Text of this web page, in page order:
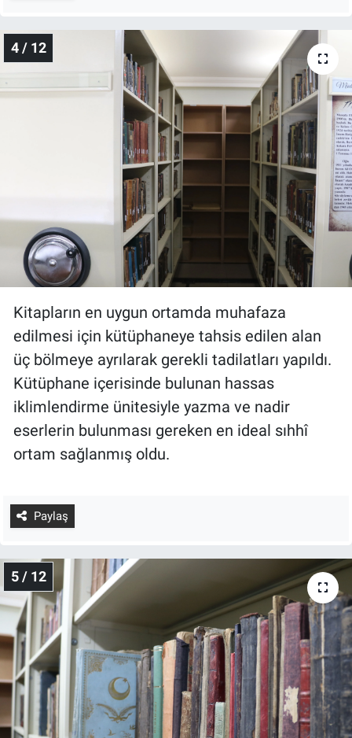
4 / 12
Kitapların en uygun ortamda muhafaza
edilmesi için kütüphaneye tahsis edilen alan
üç bölmeye ayrılarak gerekli tadilatları yapıldı.
Kütüphane içerisinde bulunan hassas
iklimlendirme ünitesiyle yazma ve nadir
eserlerin bulunması gereken en ideal sıhhî
ortam sağlanmış oldu.
Paylaş
5 / 12